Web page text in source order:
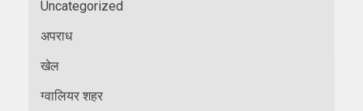
Uncategorized
अपराध
खेल
ग्वालियर शहर